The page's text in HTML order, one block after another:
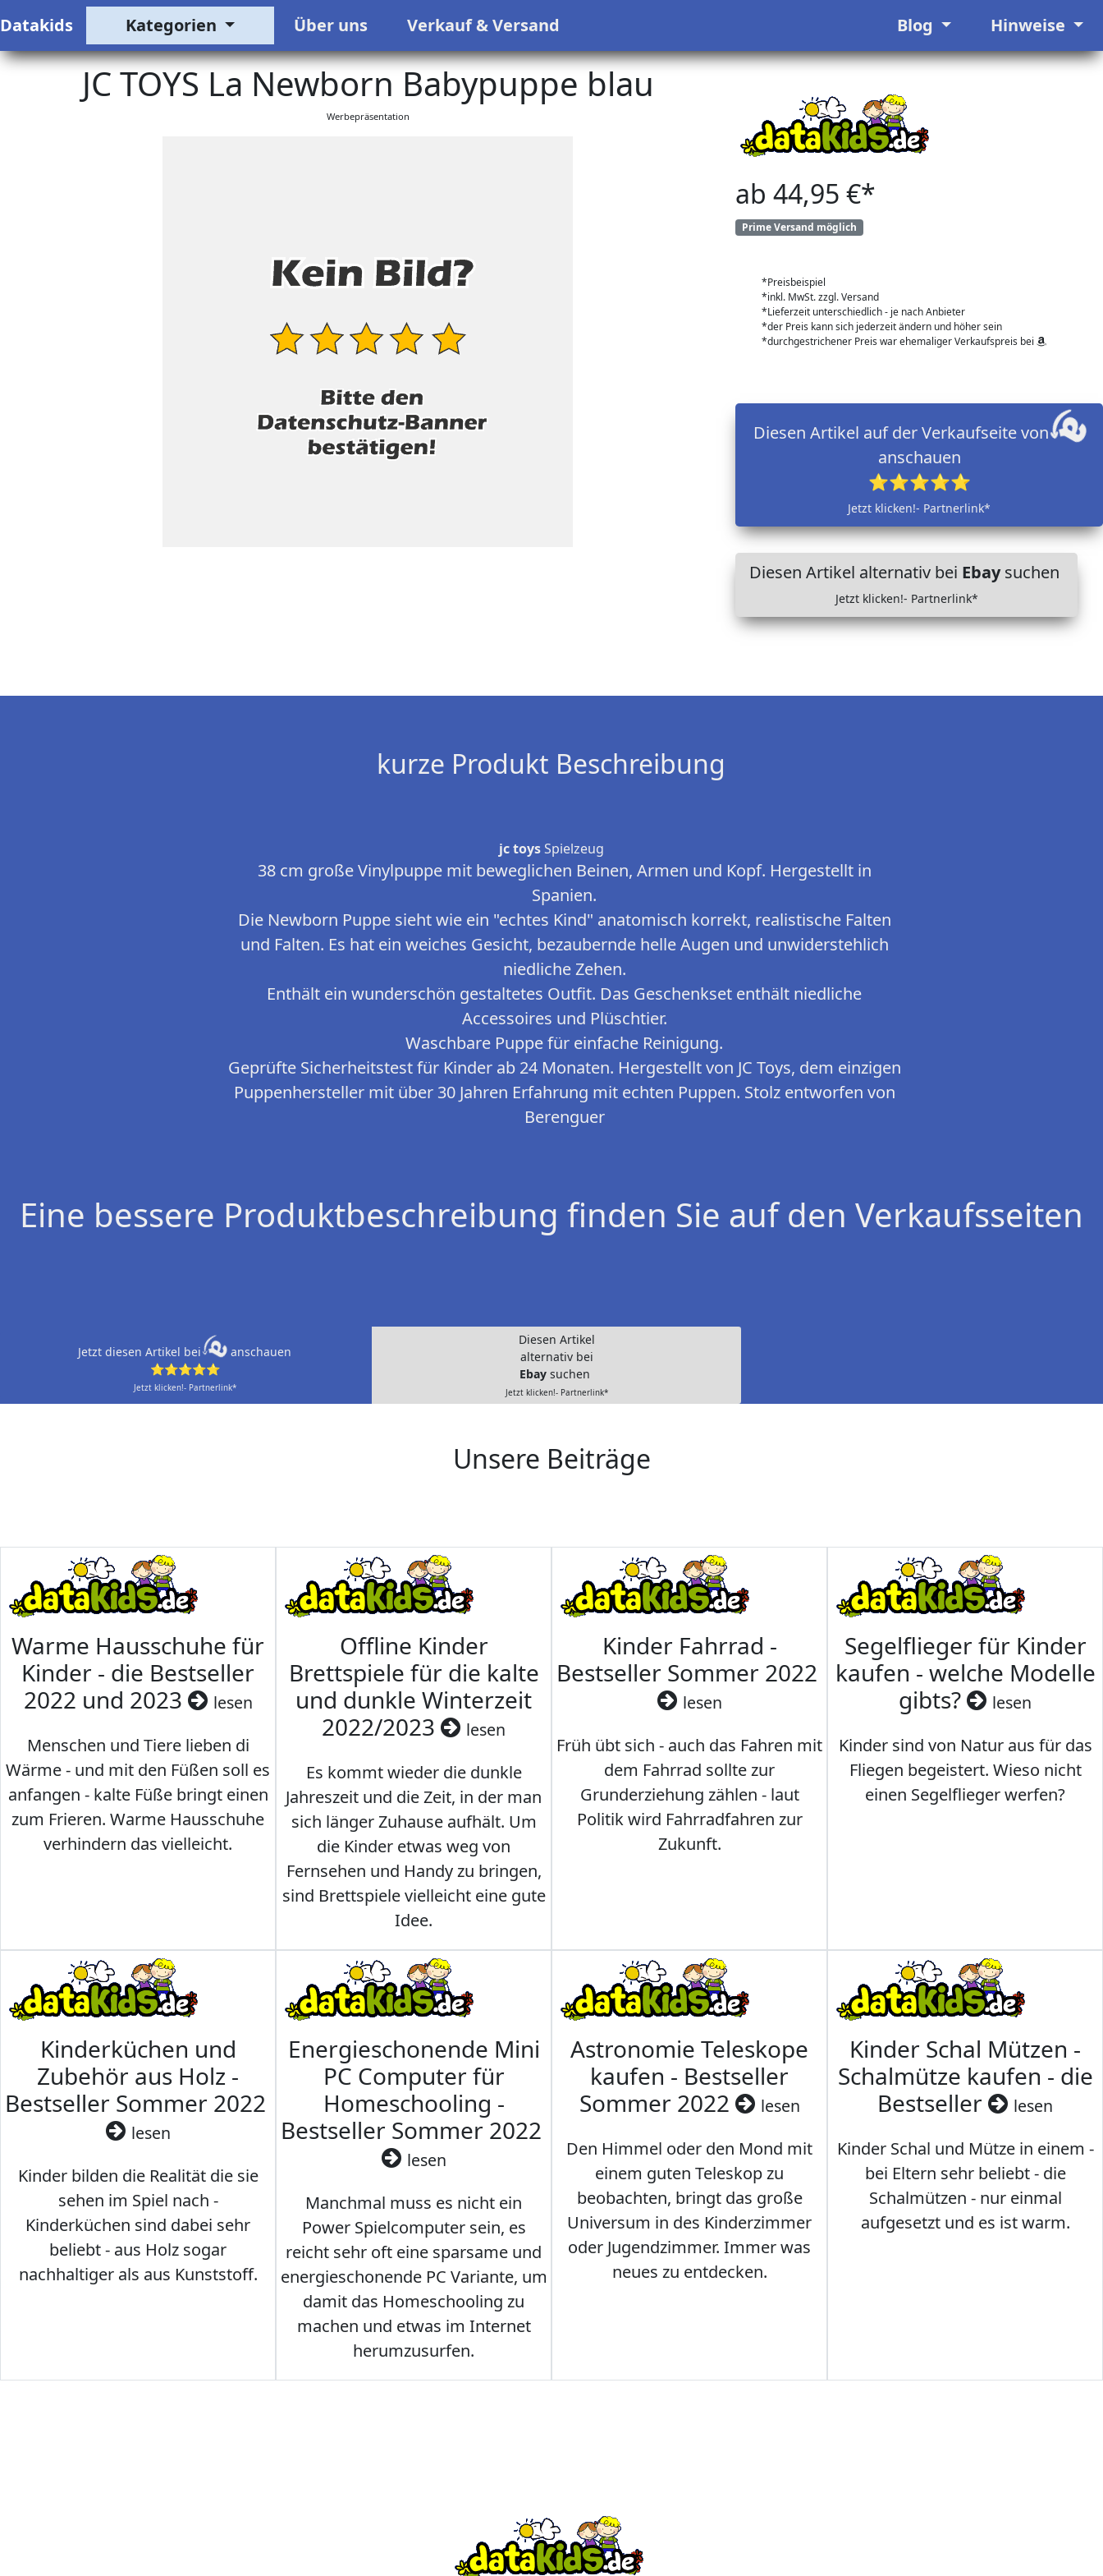
Datakids Kategorien Über uns Verkauf & Versand Blog Hinweise
JC TOYS La Newborn Babypuppe blau
Werbepräsentation
ab 44,95 €*
Prime Versand möglich
*Preisbeispiel
*inkl. MwSt. zzgl. Versand
*Lieferzeit unterschiedlich - je nach Anbieter
*der Preis kann sich jederzeit ändern und höher sein
*durchgestrichener Preis war ehemaliger Verkaufspreis bei
Diesen Artikel auf der Verkaufseite von
anschauen
⭐⭐⭐⭐⭐
Jetzt klicken!- Partnerlink*
Diesen Artikel alternativ bei Ebaysuchen
Jetzt klicken!- Partnerlink*
kurze Produkt Beschreibung
jc toysSpielzeug
38 cm große Vinylpuppe mit beweglichen Beinen, Armen und Kopf. Hergestellt in
Spanien.
Die Newborn Puppe sieht wie ein "echtes Kind" anatomisch korrekt, realistische Falten
und Falten. Es hat ein weiches Gesicht, bezaubernde helle Augen und unwiderstehlich
niedliche Zehen.
Enthält ein wunderschön gestaltetes Outfit. Das Geschenkset enthält niedliche
Accessoires und Plüschtier.
Waschbare Puppe für einfache Reinigung.
Geprüfte Sicherheitstest für Kinder ab 24 Monaten. Hergestellt von JC Toys, dem einzigen
Puppenhersteller mit über 30 Jahren Erfahrung mit echten Puppen. Stolz entworfen von
Berenguer
Eine bessere Produktbeschreibung finden Sie auf den Verkaufsseiten
Jetzt diesen Artikel bei
anschauen
⭐⭐⭐⭐⭐
Jetzt klicken!- Partnerlink*
Diesen Artikel
alternativ bei
Ebay suchen
Jetzt klicken!- Partnerlink*
Unsere Beiträge
Warme Hausschuhe für
Kinder - die Bestseller
2022 und 2023
lesen
Menschen und Tiere lieben di
Wärme - und mit den Füßen soll es
anfangen - kalte Füße bringt einen
zum Frieren. Warme Hausschuhe
verhindern das vielleicht.
Offline Kinder
Brettspiele für die kalte
und dunkle Winterzeit
2022/2023
lesen
Es kommt wieder die dunkle
Jahreszeit und die Zeit, in der man
sich länger Zuhause aufhält. Um
die Kinder etwas weg von
Fernsehen und Handy zu bringen,
sind Brettspiele vielleicht eine gute
Idee.
Kinder Fahrrad -
Bestseller Sommer 2022
lesen
Früh übt sich - auch das Fahren mit
dem Fahrrad sollte zur
Grunderziehung zählen - laut
Politik wird Fahrradfahren zur
Zukunft.
Segelflieger für Kinder
kaufen - welche Modelle
gibts?
lesen
Kinder sind von Natur aus für das
Fliegen begeistert. Wieso nicht
einen Segelflieger werfen?
Kinderküchen und
Zubehör aus Holz -
Bestseller Sommer 2022
lesen
Kinder bilden die Realität die sie
sehen im Spiel nach -
Kinderküchen sind dabei sehr
beliebt - aus Holz sogar
nachhaltiger als aus Kunststoff.
Energieschonende Mini
PC Computer für
Homeschooling -
Bestseller Sommer 2022
lesen
Manchmal muss es nicht ein
Power Spielcomputer sein, es
reicht sehr oft eine sparsame und
energieschonende PC Variante, um
damit das Homeschooling zu
machen und etwas im Internet
herumzusurfen.
Astronomie Teleskope
kaufen - Bestseller
Sommer 2022
lesen
Den Himmel oder den Mond mit
einem guten Teleskop zu
beobachten, bringt das große
Universum in des Kinderzimmer
oder Jugendzimmer. Immer was
neues zu entdecken.
Kinder Schal Mützen -
Schalmütze kaufen - die
Bestseller
lesen
Kinder Schal und Mütze in einem -
bei Eltern sehr beliebt - die
Schalmützen - nur einmal
aufgesetzt und es ist warm.